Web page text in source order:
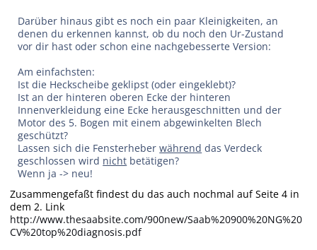
Darüber hinaus gibt es noch ein paar Kleinigkeiten, an
denen du erkennen kannst, ob du noch den Ur-Zustand
vor dir hast oder schon eine nachgebesserte Version:
Am einfachsten:
Ist die Heckscheibe geklipst (oder eingeklebt)?
Ist an der hinteren oberen Ecke der hinteren
Innenverkleidung eine Ecke herausgeschnitten und der
Motor des 5. Bogen mit einem abgewinkelten Blech
geschützt?
Lassen sich die Fensterheberwährend das Verdeck
geschlossen wird nicht betätigen?
Wenn ja -> neu!
Zusammengefaßt findest du das auch nochmal auf Seite 4 in
dem 2. Link
http://www.thesaabsite.com/900new/Saab%20900%20NG%20
CV%20top%20diagnosis.pdf